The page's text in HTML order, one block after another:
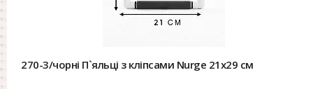
270-3/чорні П`яльці з кліпсами Nurge 21х29 см